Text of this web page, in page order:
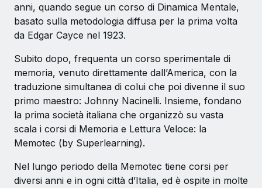
anni, quando segue un corso di Dinamica Mentale,
basato sulla metodologia diffusa per la prima volta
da Edgar Cayce nel 1923.
Subito dopo, frequenta un corso sperimentale di
memoria, venuto direttamente dall’America, con la
traduzione simultanea di colui che poi divenne il suo
primo maestro: Johnny Nacinelli. Insieme, fondano
la prima società italiana che organizzò su vasta
scala i corsi di Memoria e Lettura Veloce: la
Memotec (by Superlearning).
Nel lungo periodo della Memotec tiene corsi per
diversi anni e in ogni città d’Italia, ed è ospite in molte